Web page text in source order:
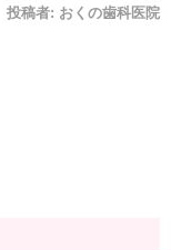
投稿者: おくの歯科医院